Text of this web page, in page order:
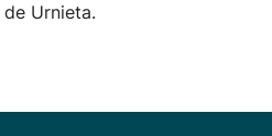
Urnieta.